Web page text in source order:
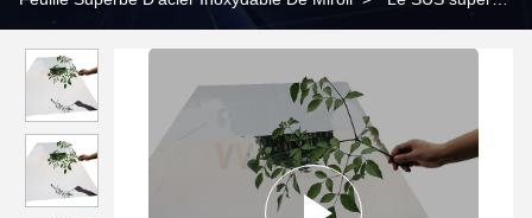
laminé à froid 1500mm